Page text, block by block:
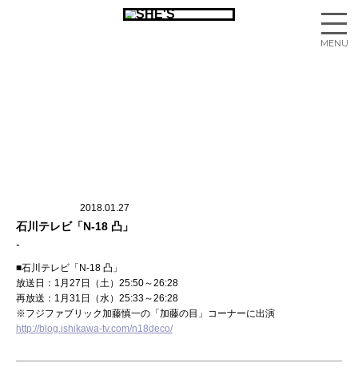
2018.01.27
石川テレビ「N-18 凸」
■石川テレビ「N-18 凸」
放送日：1月27日（土）25:50～26:28
再放送：1月31日（水）25:33～26:28
※フジファブリック加藤慎一の「加藤の目」コーナーに出演
http://blog.ishikawa-tv.com/n18deco/